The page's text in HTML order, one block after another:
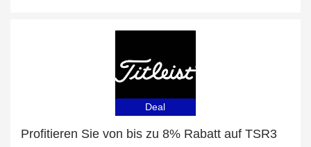
Deal
Profitieren Sie von bis zu 8% Rabatt auf TSR3